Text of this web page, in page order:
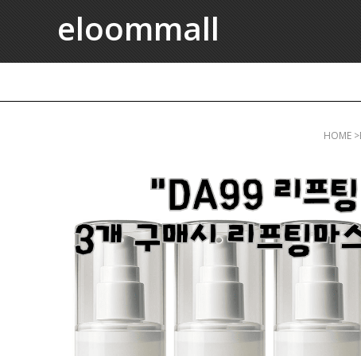
eloommall
HOME